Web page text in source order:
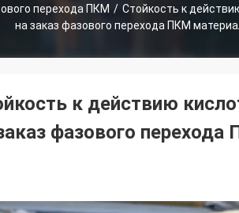
перехода ПКМ / Стойкость к
на заказ фазового перехода ПКМ
к действию
фазового